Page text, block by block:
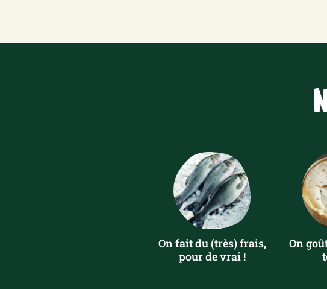
On fait du (très) frais,
pour de vrai !
On